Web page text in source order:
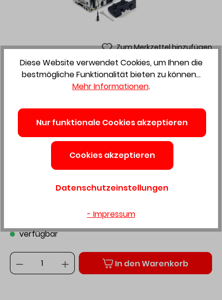
Zum Merkzettel hinzufügen
Festool Akku-Dübelfräse
DOMINO DFC 500 E-Basic
578120
Preise exkl. MwSt. zzgl. Versandkosten
verfügbar
Anzahl
In den Warenkorb
Diese Website verwendet Cookies, um Ihnen die
bestmögliche Funktionalität bieten zu können...
Mehr Informationen.
Nur funktionale Cookies akzeptieren
Cookies akzeptieren
Datenschutzeinstellungen
- Impressum